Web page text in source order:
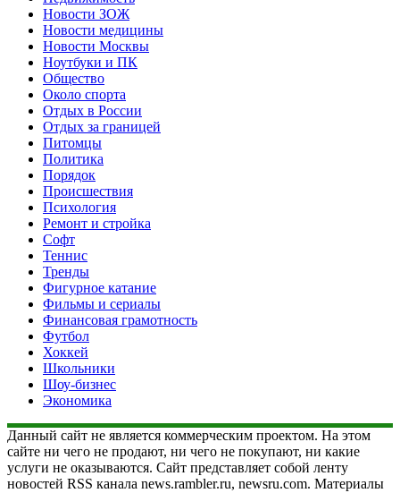
Новости ЗОЖ
Новости медицины
Новости Москвы
Ноутбуки и ПК
Общество
Около спорта
Отдых в России
Отдых за границей
Питомцы
Политика
Порядок
Происшествия
Психология
Ремонт и стройка
Софт
Теннис
Тренды
Фигурное катание
Фильмы и сериалы
Финансовая грамотность
Футбол
Хоккей
Школьники
Шоу-бизнес
Экономика
Данный сайт не является коммерческим проектом. На этом
сайте ни чего не продают, ни чего не покупают, ни какие
услуги не оказываются. Сайт представляет собой ленту
новостей RSS канала news.rambler.ru, newsru.com. Материалы